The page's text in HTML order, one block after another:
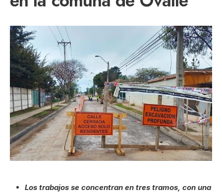
Los trabajos se concentran en tres tramos, con una